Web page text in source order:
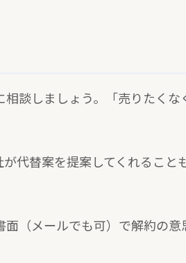
談しましょう。「売りたく
代替案を提案してくれること
（メールでも可）で解約の意